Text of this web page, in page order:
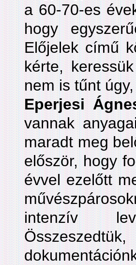
a 60-70-es
hogy
Előjelek című
kérte,
nem is tűnt
Eperjesi
vannak
maradt meg
először, hogy
évvel ezelőtt
intenzív